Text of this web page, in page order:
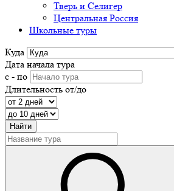
Тверь и Селигер
Центральная Россия
Школьные туры
Куда
Дата начала тура
с - по
Длительность от/до